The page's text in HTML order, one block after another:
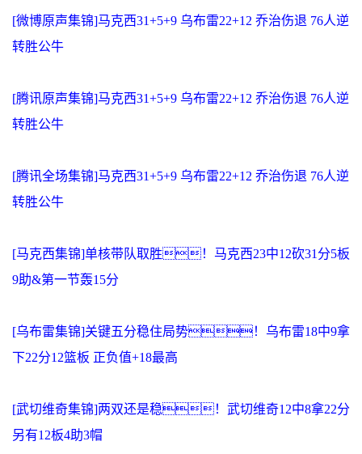
[微博原声集锦]马克西31+5+9 乌布雷22+12 乔治伤退 76人逆
转胜公牛
[腾讯原声集锦]马克西31+5+9 乌布雷22+12 乔治伤退 76人逆
转胜公牛
[腾讯全场集锦]马克西31+5+9 乌布雷22+12 乔治伤退 76人逆
转胜公牛
[马克西集锦]单核带队取胜！马克西23中12砍31分5板
9助&第一节轰15分
[乌布雷集锦]关键五分稳住局势！乌布雷18中9拿
下22分12篮板 正负值+18最高
[武切维奇集锦]两双还是稳！武切维奇12中8拿22分
另有12板4助3帽